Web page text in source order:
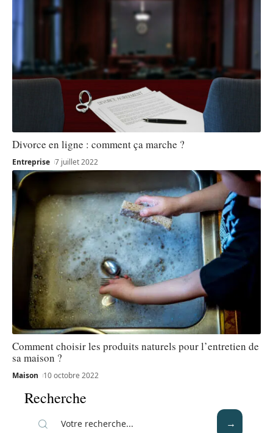
Divorce en ligne : comment ça marche ?
Entreprise 7 juillet 2022
Comment choisir les produits naturels pour l’entretien de
sa maison ?
Maison 10 octobre 2022
Recherche